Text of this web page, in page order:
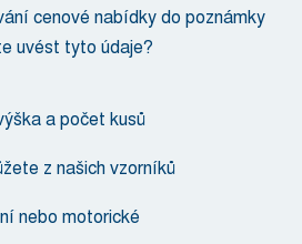
cenové nabídky do poznámky
uvést tyto údaje?
a počet kusů
z našich vzorníků
nebo motorické